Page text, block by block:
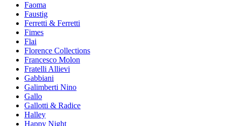
Faoma
Faustig
Ferretti & Ferretti
Fimes
Flai
Florence Collections
Francesco Molon
Fratelli Allievi
Gabbiani
Galimberti Nino
Gallo
Gallotti & Radice
Halley
Happy Night